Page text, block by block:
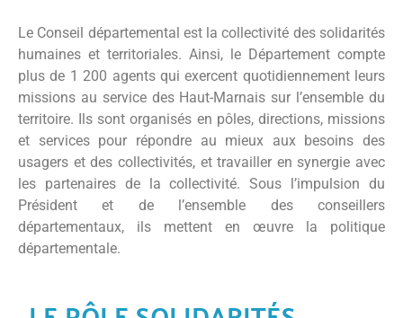
Le Conseil départemental est la collectivité des solidarités
humaines et territoriales. Ainsi, le Département compte
plus de 1 200 agents qui exercent quotidiennement leurs
missions au service des Haut-Marnais sur l’ensemble du
territoire. Ils sont organisés en pôles, directions, missions
et services pour répondre au mieux aux besoins des
usagers et des collectivités, et travailler en synergie avec
les partenaires de la collectivité. Sous l’impulsion du
Président et de l’ensemble des conseillers
départementaux, ils mettent en œuvre la politique
départementale.